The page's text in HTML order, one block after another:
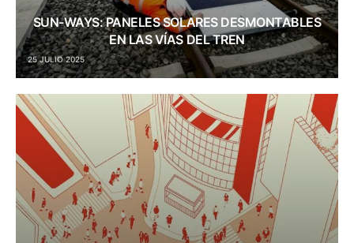
SUN-WAYS: PANELES SOLARES DESMONTABLES
EN LAS VÍAS DEL TREN
25 JULIO 2025